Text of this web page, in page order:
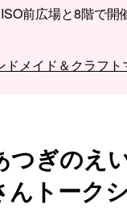
前広場と8階で開
ドメイド＆クラフト
つぎのえ
んトーク